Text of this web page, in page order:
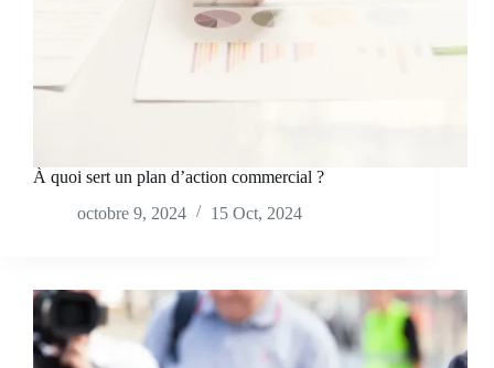
À quoi sert un plan d’action commercial ?
octobre 9, 2024
15 Oct, 2024